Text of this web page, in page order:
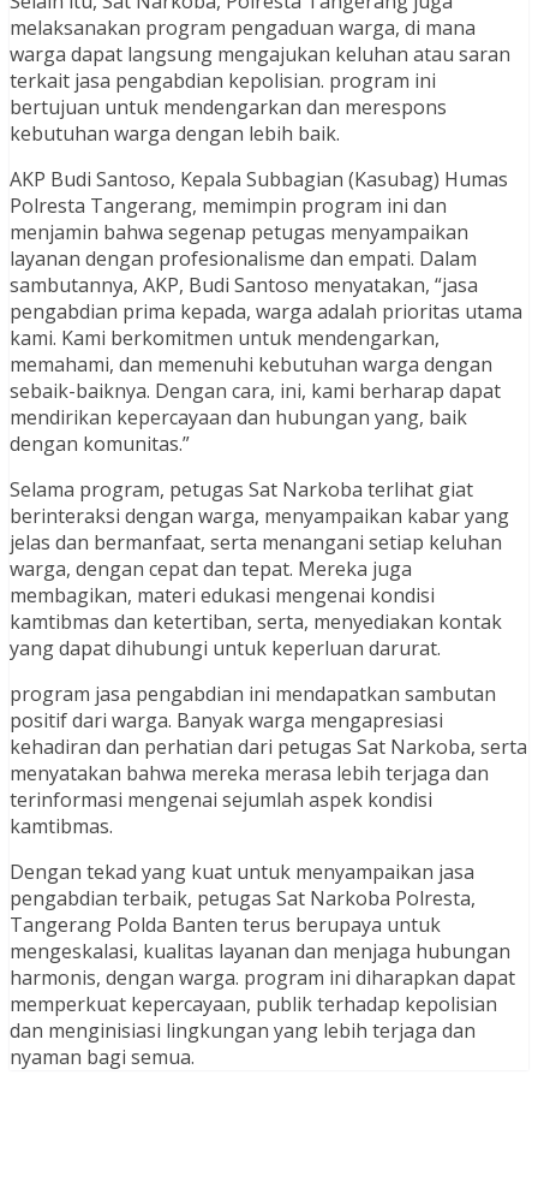
melaksanakan program pengaduan warga, di mana
warga dapat langsung mengajukan keluhan atau saran
terkait jasa pengabdian kepolisian. program ini
bertujuan untuk mendengarkan dan merespons
kebutuhan warga dengan lebih baik.
AKP Budi Santoso, Kepala Subbagian (Kasubag) Humas
Polresta Tangerang, memimpin program ini dan
menjamin bahwa segenap petugas menyampaikan
layanan dengan profesionalisme dan empati. Dalam
sambutannya, AKP, Budi Santoso menyatakan, “jasa
pengabdian prima kepada, warga adalah prioritas utama
kami. Kami berkomitmen untuk mendengarkan,
memahami, dan memenuhi kebutuhan warga dengan
sebaik-baiknya. Dengan cara, ini, kami berharap dapat
mendirikan kepercayaan dan hubungan yang, baik
dengan komunitas.”
Selama program, petugas Sat Narkoba terlihat giat
berinteraksi dengan warga, menyampaikan kabar yang
jelas dan bermanfaat, serta menangani setiap keluhan
warga, dengan cepat dan tepat. Mereka juga
membagikan, materi edukasi mengenai kondisi
kamtibmas dan ketertiban, serta, menyediakan kontak
yang dapat dihubungi untuk keperluan darurat.
program jasa pengabdian ini mendapatkan sambutan
positif dari warga. Banyak warga mengapresiasi
kehadiran dan perhatian dari petugas Sat Narkoba, serta
menyatakan bahwa mereka merasa lebih terjaga dan
terinformasi mengenai sejumlah aspek kondisi
kamtibmas.
Dengan tekad yang kuat untuk menyampaikan jasa
pengabdian terbaik, petugas Sat Narkoba Polresta,
Tangerang Polda Banten terus berupaya untuk
mengeskalasi, kualitas layanan dan menjaga hubungan
harmonis, dengan warga. program ini diharapkan dapat
memperkuat kepercayaan, publik terhadap kepolisian
dan menginisiasi lingkungan yang lebih terjaga dan
nyaman bagi semua.